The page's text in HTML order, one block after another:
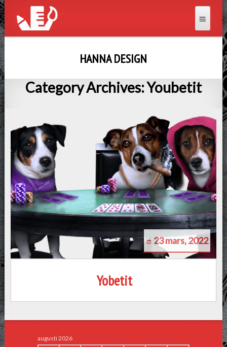
HANNA DESIGN
Category Archives: Youbetit
23 mars, 2022
Yobetit
augusti 2026